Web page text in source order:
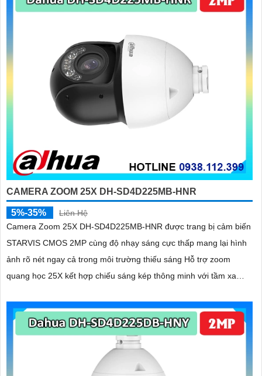
CAMERA ZOOM 25X DH-SD4D225MB-HNR
5%-35%
Liên Hệ
Camera Zoom 25X DH-SD4D225MB-HNR được trang bị cảm biến
STARVIS CMOS 2MP cùng độ nhạy sáng cực thấp mang lại hình
ảnh rõ nét ngay cả trong môi trường thiếu sáng Hỗ trợ zoom
quang học 25X kết hợp chiếu sáng kép thông minh với tầm xa
cùng chuẩn chống nước IP67 giúp quan sát ổn định ngoài trời